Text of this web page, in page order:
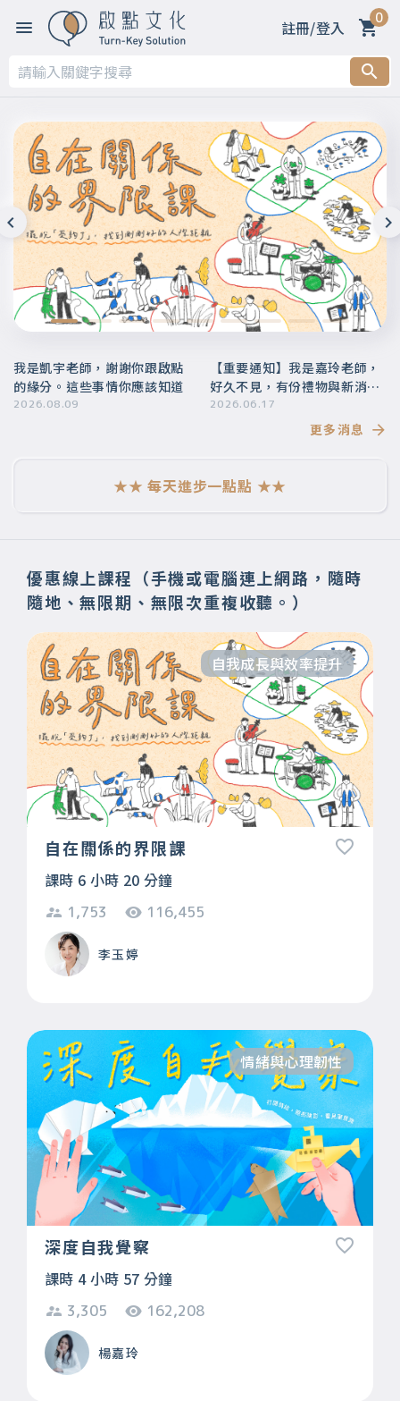
註冊/登入 0
我是凱宇老師，謝謝你跟啟點
的緣分。這些事情你應該知道
2026.08.09
【重要通知】我是嘉玲老師，
好久不見，有份禮物與新消息
要帶給你
2026.06.17
更多消息
★★ 每天進步一點點 ★★
優惠線上課程（手機或電腦連上網路，隨時
隨地、無限期、無限次重複收聽。）
自我成長與效率提升
自在關係的界限課
課時 6 小時 20 分鐘
1,753 116,455
李玉婷
情緒與心理韌性
深度自我覺察
課時 4 小時 57 分鐘
3,305 162,208
楊嘉玲